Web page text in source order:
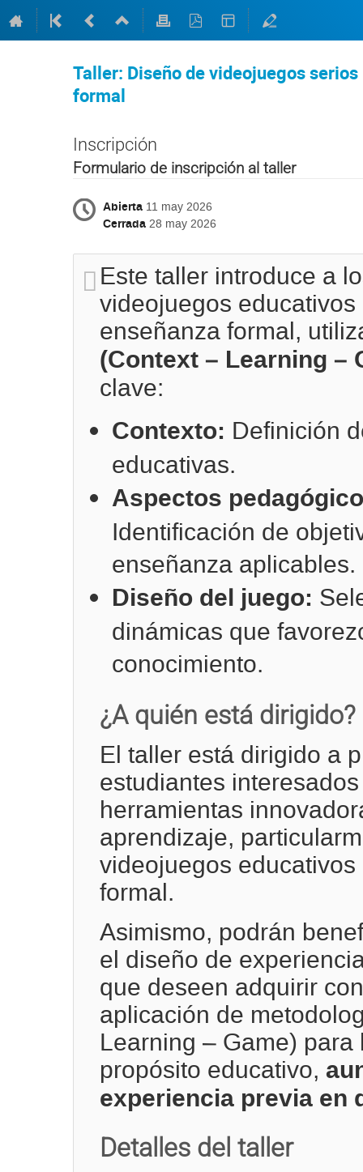
Taller: Diseño de videojuegos
formal
Inscripción
Formulario de inscripción al taller
Abierta 11 may 2026
Cerrada 28 may 2026
Este taller introduce a
videojuegos
enseñanza formal,
(Context – Learning –
clave:
Contexto: Definición
educativas.
Aspectos
Identificación de
enseñanza aplicables.
Diseño del juego:
dinámicas que
conocimiento.
¿A quién está dirigido?
El taller está dirigido a
estudiantes
herramientas
aprendizaje,
videojuegos
formal.
Asimismo, podrán
el diseño de
que deseen adquirir
aplicación de
Learning – Game)
propósito educativo,
experiencia previa en
Detalles del taller